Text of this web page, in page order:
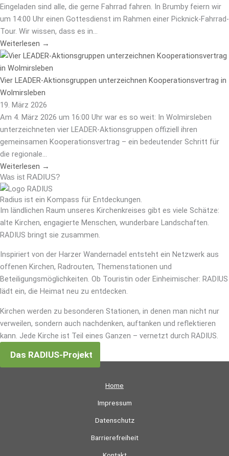
Eingeladen sind alle, die gerne Fahrrad fahren. In Brumby feiern wir
um 14:00 Uhr einen Gottesdienst im Rahmen einer Picknick-Fahrrad-
Tour. Wir wissen, dass es in...
Weiterlesen →
Vier LEADER-Aktionsgruppen unterzeichnen Kooperationsvertrag in
Wolmirsleben
19. März 2026
Am 4. März 2026 um 16:00 Uhr war es so weit: In Wolmirsleben
unterzeichneten vier LEADER-Aktionsgruppen offiziell ihren
gemeinsamen Kooperationsvertrag – ein bedeutender Schritt für
die regionale...
Weiterlesen →
Was ist RADIUS?
Radius ist ein Kompass für Entdeckungen.
Im ländlichen Raum unseres Kirchenkreises gibt es viele Schätze:
alte Kirchen, engagierte Menschen, wunderbare Landschaften.
RADIUS bringt sie zusammen.
Inspiriert von der Harzer Wandernadel entsteht ein Netzwerk aus
offenen Kirchen, Radrouten, Themenstationen und
Beteiligungsmöglichkeiten. Ob Touristin oder Einheimischer: RADIUS
lädt ein, die Heimat neu zu entdecken.
Kirchen werden zu besonderen Stationen, in denen man nicht nur
verweilen, sondern auch nachdenken, auftanken und reflektieren
kann. Jede Kirche ist Teil eines Ganzen – vernetzt durch RADIUS.
Das RADIUS-Projekt
Home
Impressum
Datenschutz
Barrierefreiheit